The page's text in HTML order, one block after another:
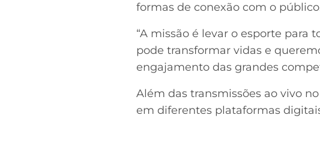
formas de conexão com o
“A missão é levar o esporte para
pode transformar vidas e
engajamento das grandes
Além das transmissões ao vivo
em diferentes plataformas